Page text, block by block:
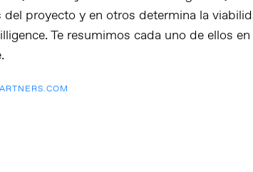
proyecto y en otros determina la
. Te resumimos cada uno de ellos